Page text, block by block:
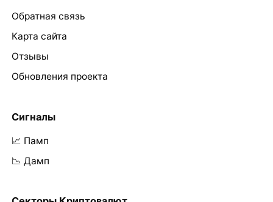
Обратная связь
Карта сайта
Отзывы
Обновления проекта
Сигналы
📈 Памп
📉 Дамп